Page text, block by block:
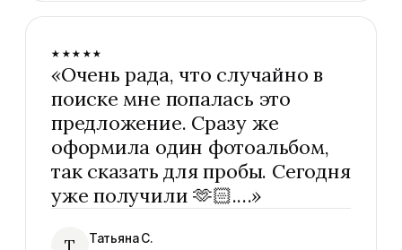
★★★★★
«Очень рада, что случайно в
поиске мне попалась это
предложение. Сразу же
оформила один фотоальбом,
так сказать для пробы. Сегодня
уже получили 🫶🏻.…»
Т Татьяна С.